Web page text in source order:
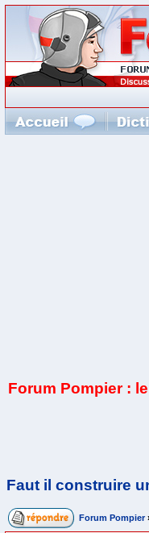
Forum Pompier :
Faut il construire
Forum Pompier